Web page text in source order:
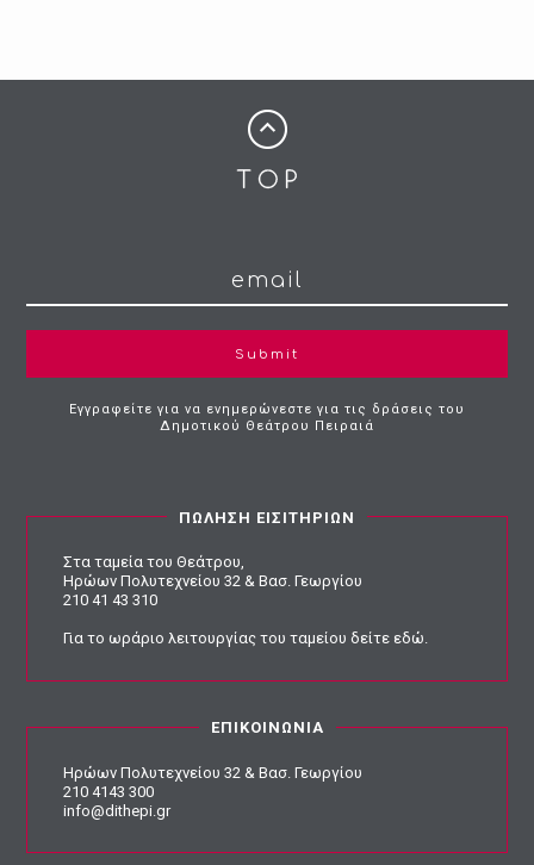
Submit
Εγγραφείτε για να ενημερώνεστε για τις δράσεις του
Δημοτικού Θεάτρου Πειραιά
ΠΩΛΗΣΗ ΕΙΣΙΤΗΡΙΩΝ
Στα ταμεία του Θεάτρου,
Ηρώων Πολυτεχνείου 32 & Βασ. Γεωργίου
210 41 43 310
Για το ωράριο λειτουργίας του ταμείουδείτε εδώ.
ΕΠΙΚΟΙΝΩΝΙΑ
Ηρώων Πολυτεχνείου 32 & Βασ. Γεωργίου
210 4143 300
info@dithepi.gr